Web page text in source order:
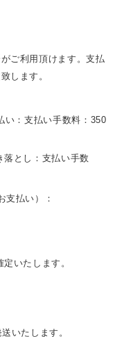
ご利用頂けます。支払
します。
い：支払い手数料：350
落とし：支払い手数
支払い）：
いたします。
いたします。